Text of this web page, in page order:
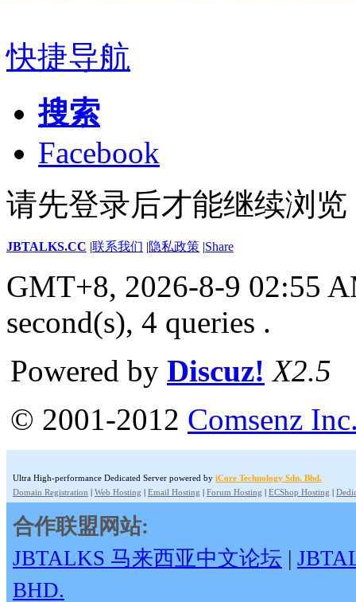
快捷导航
搜索
Facebook
请先登录后才能继续浏览
JBTALKS.CC |联系我们 |隐私政策 |Share
GMT+8, 2026-8-9 02:55
second(s), 4 queries .
Powered by Discuz! X2.5
© 2001-2012 Comsenz
Ultra High-performance Dedicated Server powered by iCore Technology Sdn. Bhd.
Domain Registration | Web Hosting | Email Hosting | Forum Hosting | ECShop Hosting |
合作联盟网站:
JBTALKS 马来西亚中文论坛 |
BHD.